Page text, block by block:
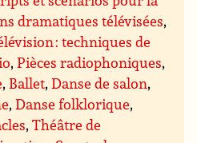
dramatiques télévisées,
: techniques de
,Pièces radiophoniques,
, Ballet,Danse de salon,
,Danse folklorique,
,Théâtre de